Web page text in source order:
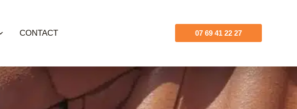
CONTACT 07 69 41 22 27